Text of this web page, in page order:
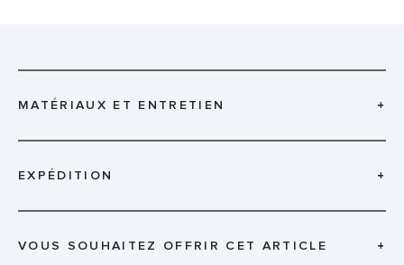
MATÉRIAUX ET ENTRETIEN +
EXPÉDITION +
VOUS SOUHAITEZ OFFRIR CET ARTICLE +